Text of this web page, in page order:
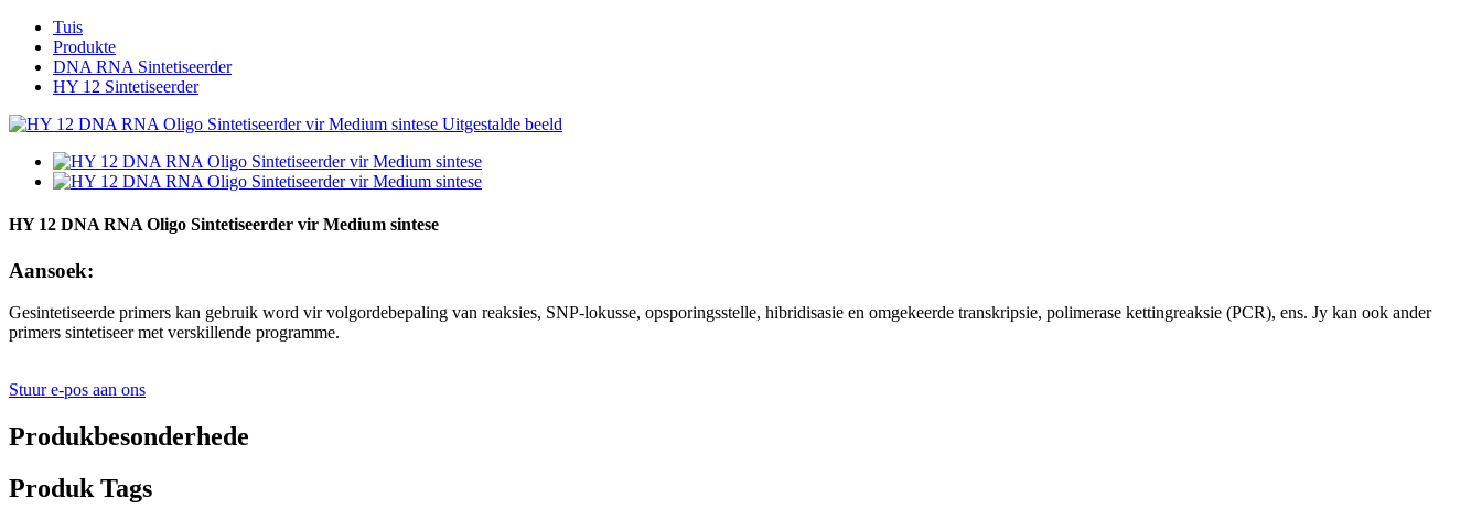
Tuis
Produkte
DNA RNA Sintetiseerder
HY 12 Sintetiseerder
HY 12 DNA RNA Oligo Sintetiseerder vir Medium sintese
Aansoek:
Gesintetiseerde primers kan gebruik word vir volgordebepaling van reaksies, SNP-lokusse, opsporingsstelle, hibridisasie en omgekeerde transkripsie, polimerase kettingreaksie (PCR), ens. Jy kan ook ander
primers sintetiseer met verskillende programme.
Stuur e-pos aan ons
Produkbesonderhede
Produk Tags